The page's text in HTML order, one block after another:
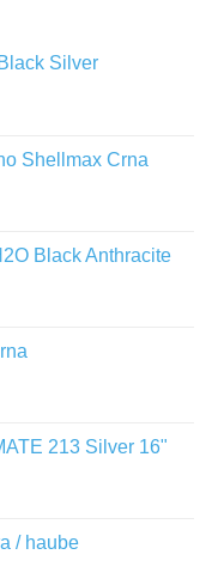
Silver
Shellmax Crna
Black Anthracite
213 Silver 16"
/ haube